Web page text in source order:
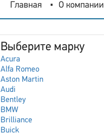
Главная О компании
Выберите марку
Acura
Alfa Romeo
Aston Martin
Audi
Bentley
BMW
Brilliance
Buick